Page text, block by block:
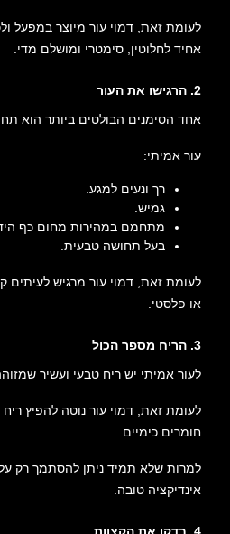
לעומת זאת, דמוי עור מיוצר במפעל
אחיד לחלוטין, סימטרי ומושלם מדי.
2. הרגישו את העור
אחד הסימנים הבולטים ביותר הוא
עור אמיתי:
רך ונעים למגע.
גמיש.
מתחמם במהירות מחום כף
בעל תחושה טבעית.
לעומת זאת, דמוי עור מרגיש לעיתים
או פלסטי.
3. הריח מספר הכול
לעור אמיתי יש ריח טבעי ועשיר
לעומת זאת, דמוי עור נוטה להפיץ
חומרים כימיים.
למרות שלא תמיד ניתן להסתמך רק
אינדיקציה טובה.